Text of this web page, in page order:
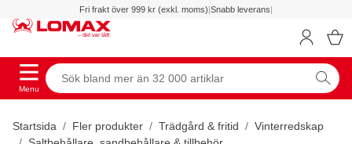
Fri frakt över 999 kr (exkl. moms)|Snabb leverans|
Menu
Startsida Fler produkter Trädgård & fritid
Vinterredskap